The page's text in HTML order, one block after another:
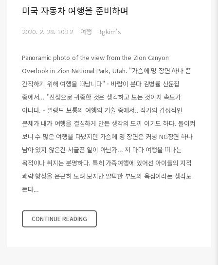
미국 자동차 여행을 준비하며
2020. 2. 28. 10:12 여행 tgkim's
Panoramic photo of the view from the Zion Canyon
Overlook in Zion National Park, Utah. "가슴에 명 장면 하나 쯤
간직하기 위해 여행을 떠납니다" - 바람이 분다 김병률 산문집
중에서... "진정으로 귀중한 것은 생각하고 보는 것이지 속도가
아니다. - 알랭드 보통의 여행의 기술 중에서.. 작가의 감성적인
문체가 내가 여행을 결심하게 만든 생각의 도끼 이기도 하다. 돌이켜
보니 수 많은 여행을 다녔지만 가슴에 명 장면은 커녕 NG장면 하나
남아 있지 않은건 서글픈 일이 아닌가... 저 마다 여행을 떠나는
목적이나 취지는 분명하다. 특히 가족여행에 있어선 아이들의 지적
쾌략 향상을 은근히 노려 보지만 얄팍한 부모의 욕심이라는 생각도
든다...
CONTINUE READING